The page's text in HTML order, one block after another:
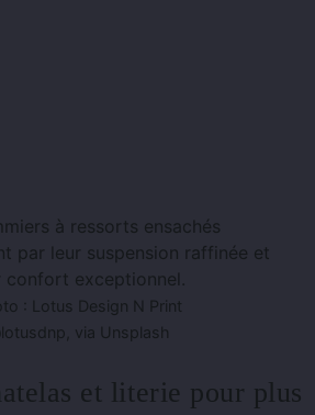
à ressorts ensachés
par leur suspension raffinée et
confort exceptionnel.
: Lotus Design N Print
via Unsplash
et literie pour plus